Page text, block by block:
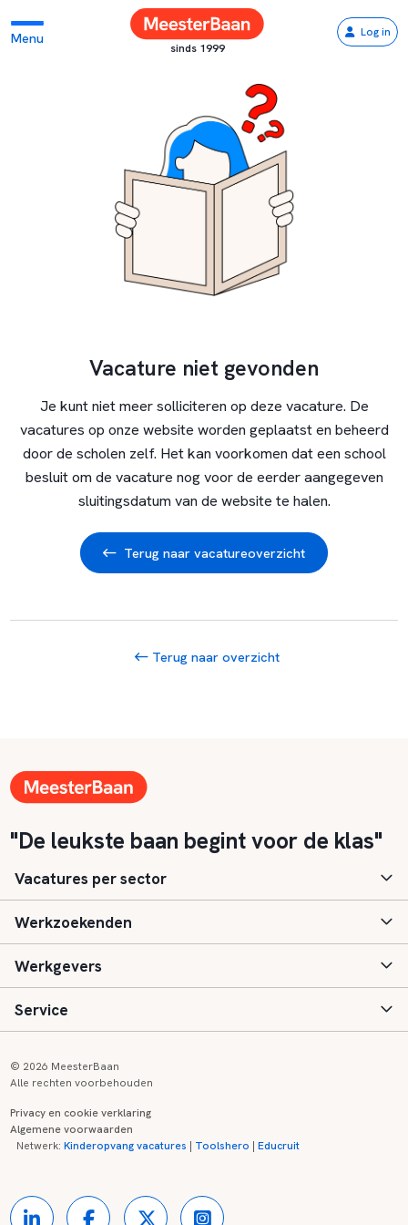
Menu
sinds 1999
Log in
Vacature niet gevonden
Je kunt niet meer solliciteren op deze vacature. De
vacatures op onze website worden geplaatst en beheerd
door de scholen zelf. Het kan voorkomen dat een school
besluit om de vacature nog voor de eerder aangegeven
sluitingsdatum van de website te halen.
Terug naar vacatureoverzicht
Terug naar overzicht
"De leukste baan begint voor de klas"
Vacatures per sector
Basisonderwijs
Speciaal (basis) onderwijs
Voortgezet onderwijs
Kinderopvang
Werkzoekenden
Aanmelden
Vacatures
Zij-instroom informatie
Werkgevers
Inloggen
Registreren
Service
Onderwijs links
© 2026 MeesterBaan
Alle rechten voorbehouden
Privacy en cookie verklaring
Algemene voorwaarden
Netwerk:Kinderopvang vacatures | Toolshero |Educruit